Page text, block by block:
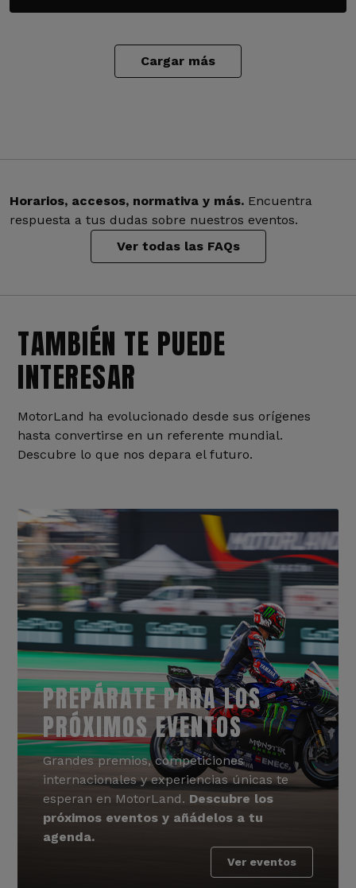
Cargar más
Horarios, accesos, normativa y más. Encuentra
respuesta a tus dudas sobre nuestros eventos.
Ver todas las FAQs
TAMBIÉN TE PUEDE
INTERESAR
MotorLand ha evolucionado desde sus orígenes
hasta convertirse en un referente mundial.
Descubre lo que nos depara el futuro.
PREPÁRATE PARA LOS
PRÓXIMOS EVENTOS
Grandes premios, competiciones
internacionales y experiencias únicas te
esperan en MotorLand. Descubre los
próximos eventos y añádelos a tu
agenda.
Ver eventos